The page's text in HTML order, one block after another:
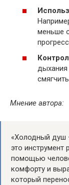
меньше
дыхания
Мнение автора:
«Холодный душ
это инструмент
помощью
комфорту и
который